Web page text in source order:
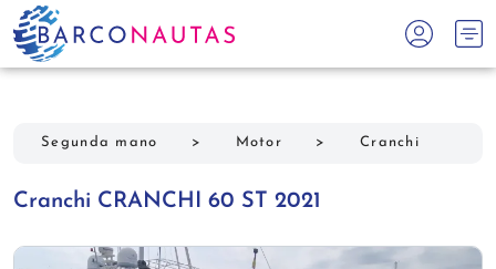
Segunda mano > Motor > Cranchi
Cranchi CRANCHI 60 ST 2021